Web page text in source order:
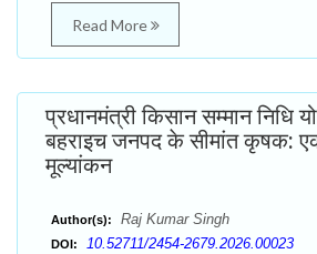
Read More
प्रधानमंत्री किसान सम्मान निधि
बहराइच जनपद के सीमांत कृषक:
मूल्यांकन
Author(s): Raj Kumar Singh
DOI: 10.52711/2454-2679.2026.00023